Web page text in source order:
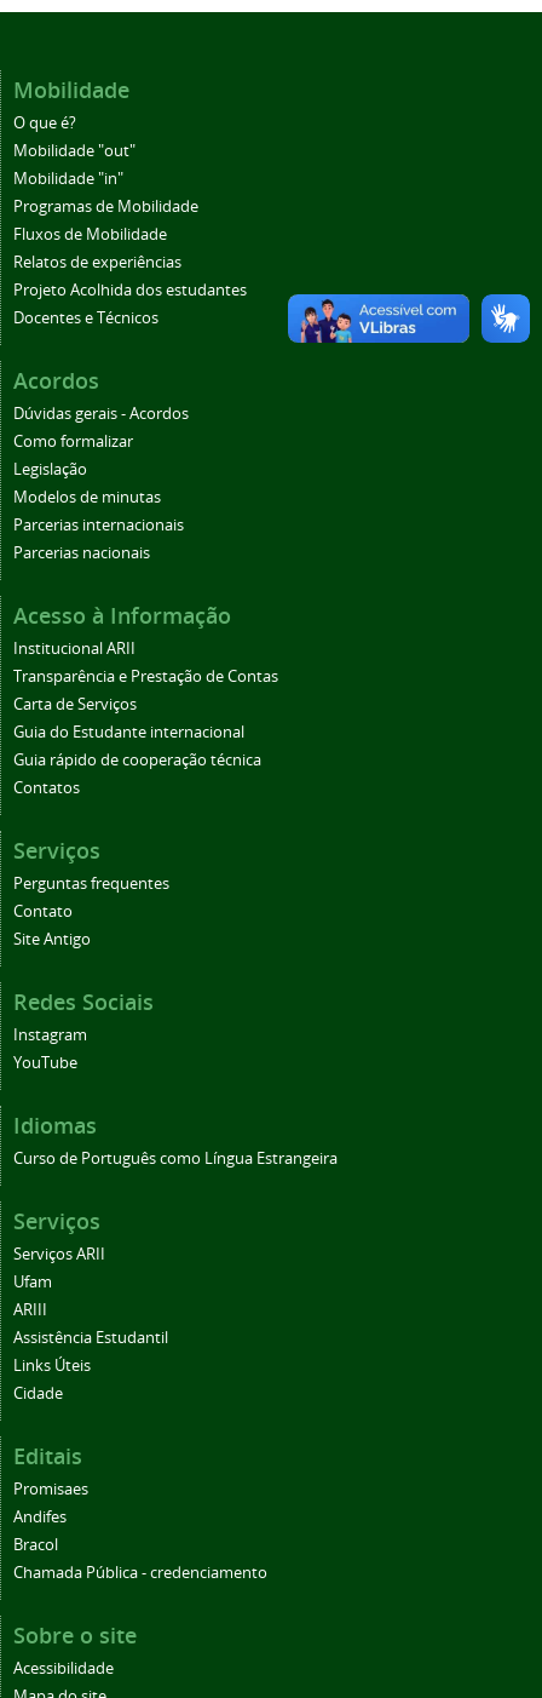
Mobilidade
O que é?
Mobilidade "out"
Mobilidade "in"
Programas de Mobilidade
Fluxos de Mobilidade
Relatos de experiências
Projeto Acolhida dos estudantes
Docentes e Técnicos
Acordos
Dúvidas gerais - Acordos
Como formalizar
Legislação
Modelos de minutas
Parcerias internacionais
Parcerias nacionais
Acesso à Informação
Institucional ARII
Transparência e Prestação de Contas
Carta de Serviços
Guia do Estudante internacional
Guia rápido de cooperação técnica
Contatos
Serviços
Perguntas frequentes
Contato
Site Antigo
Redes Sociais
Instagram
YouTube
Idiomas
Curso de Português como Língua Estrangeira
Serviços
Serviços ARII
Ufam
ARIII
Assistência Estudantil
Links Úteis
Cidade
Editais
Promisaes
Andifes
Bracol
Chamada Pública - credenciamento
Sobre o site
Acessibilidade